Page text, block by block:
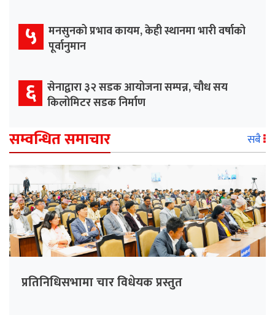
५ मनसुनको प्रभाव कायम, केही स्थानमा भारी वर्षाको
पूर्वानुमान
६ सेनाद्वारा ३२ सडक आयोजना सम्पन्न, चौध सय
किलोमिटर सडक निर्माण
सम्वन्धित समाचार सबै
प्रतिनिधिसभामा चार विधेयक प्रस्तुत